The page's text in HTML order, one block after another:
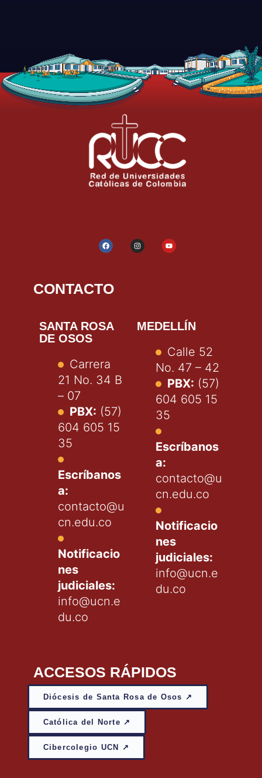
CONTACTO
SANTA ROSA
DE OSOS
Carrera
21 No. 34 B
– 07
PBX: (57)
604 605 15
35
Escríbanos
a:
contacto@u
cn.edu.co
Notificacio
nes
judiciales:
info@ucn.e
du.co
MEDELLÍN
Calle 52
No. 47 – 42
PBX: (57)
604 605 15
35
Escríbanos
a:
contacto@u
cn.edu.co
Notificacio
nes
judiciales:
info@ucn.e
du.co
ACCESOS RÁPIDOS
Diócesis de Santa Rosa de Osos ↗
Católica del Norte ↗
Cibercolegio UCN ↗